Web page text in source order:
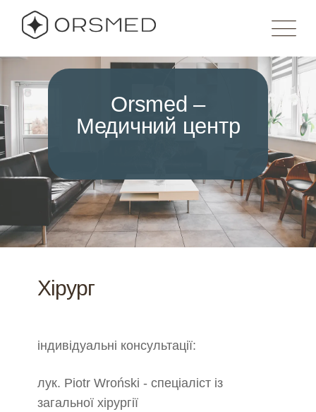
Orsmed –
Медичний центр
Хірург
індивідуальні консультації:
лук. Piotr Wroński - спеціаліст із
загальної хірургії